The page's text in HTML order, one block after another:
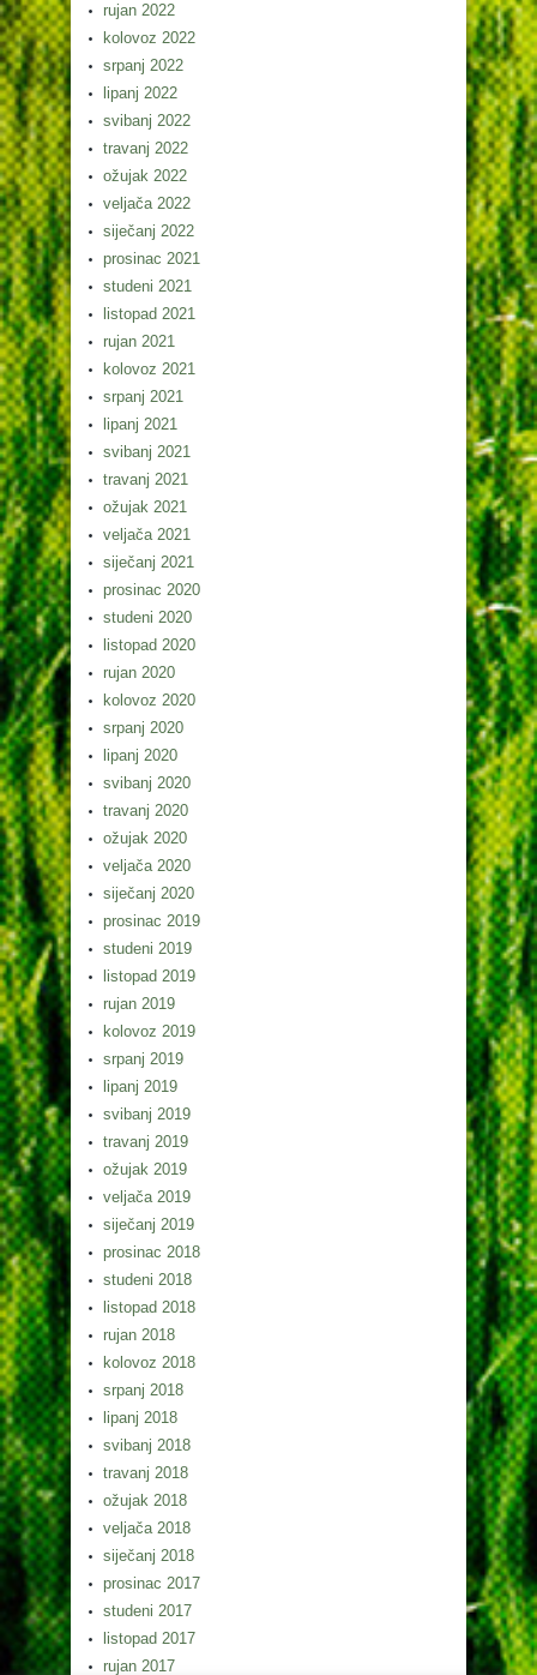
rujan 2022
kolovoz 2022
srpanj 2022
lipanj 2022
svibanj 2022
travanj 2022
ožujak 2022
veljača 2022
siječanj 2022
prosinac 2021
studeni 2021
listopad 2021
rujan 2021
kolovoz 2021
srpanj 2021
lipanj 2021
svibanj 2021
travanj 2021
ožujak 2021
veljača 2021
siječanj 2021
prosinac 2020
studeni 2020
listopad 2020
rujan 2020
kolovoz 2020
srpanj 2020
lipanj 2020
svibanj 2020
travanj 2020
ožujak 2020
veljača 2020
siječanj 2020
prosinac 2019
studeni 2019
listopad 2019
rujan 2019
kolovoz 2019
srpanj 2019
lipanj 2019
svibanj 2019
travanj 2019
ožujak 2019
veljača 2019
siječanj 2019
prosinac 2018
studeni 2018
listopad 2018
rujan 2018
kolovoz 2018
srpanj 2018
lipanj 2018
svibanj 2018
travanj 2018
ožujak 2018
veljača 2018
siječanj 2018
prosinac 2017
studeni 2017
listopad 2017
rujan 2017